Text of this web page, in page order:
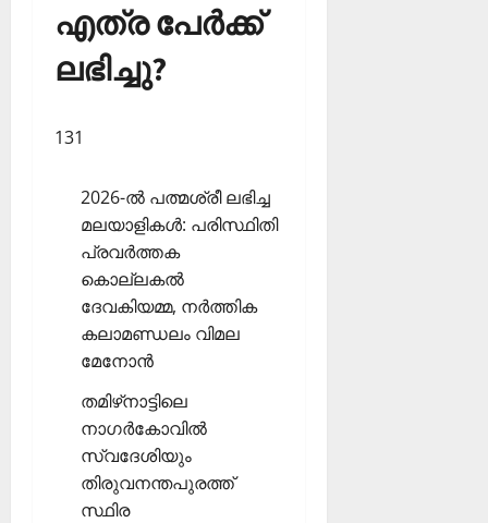
എത്ര പേര്‍ക്ക്
ലഭിച്ചു?
131
2026-ല്‍ പത്മശ്രീ ലഭിച്ച
മലയാളികള്‍: പരിസ്ഥിതി
പ്രവര്‍ത്തക
കൊല്ലകല്‍
ദേവകിയമ്മ, നര്‍ത്തിക
കലാമണ്ഡലം വിമല
മേനോന്‍
തമിഴ്‌നാട്ടിലെ
നാഗര്‍കോവില്‍
സ്വദേശിയും
തിരുവനന്തപുരത്ത്
സ്ഥിര